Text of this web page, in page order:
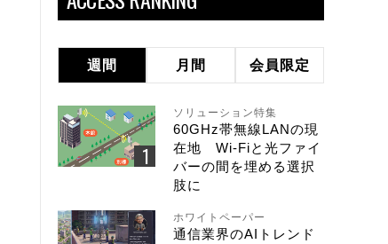
週間 月間 会員限定
ソリューション特集
60GHz帯無線LANの現
在地 Wi-Fiと光ファイ
バーの間を埋める選択
肢に
ホワイトペーパー
通信業界のAIトレンド